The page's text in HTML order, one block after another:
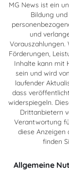
MG News ist ein
Bildung
und
Vorauszahlungen.
Förderungen,
Inhalte kann mit
sein und wird
laufender
dass
widerspiegeln.
Drittanbietern
Verantwortung
diese Anzeigen
finden
Allgemeine